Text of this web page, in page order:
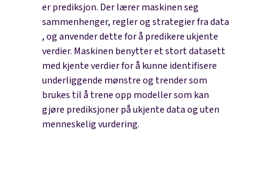
er prediksjon. Der lærer maskinen seg
sammenhenger, regler og strategier fra data
, og anvender dette for å predikere ukjente
verdier. Maskinen benytter et stort datasett
med kjente verdier for å kunne identifisere
underliggende mønstre og trender som
brukes til å trene opp modeller som kan
gjøre prediksjoner på ukjente data og uten
menneskelig vurdering.